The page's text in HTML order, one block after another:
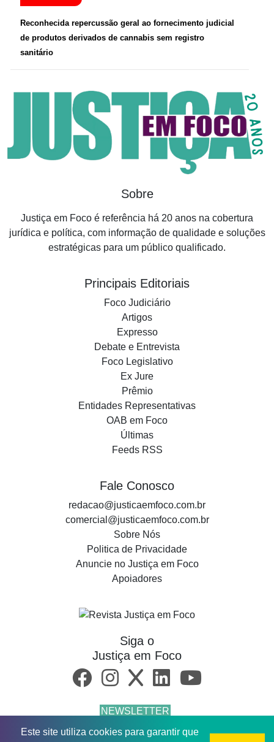
Reconhecida repercussão geral ao fornecimento judicial
de produtos derivados de cannabis sem registro
sanitário
Sobre
Justiça em Foco é referência há 20 anos na cobertura
jurídica e política, com informação de qualidade e soluções
estratégicas para um público qualificado.
Principais Editoriais
Foco Judiciário
Artigos
Expresso
Debate e Entrevista
Foco Legislativo
Ex Jure
Prêmio
Entidades Representativas
OAB em Foco
Últimas
Feeds RSS
Fale Conosco
redacao@justicaemfoco.com.br
comercial@justicaemfoco.com.br
Sobre Nós
Politica de Privacidade
Anuncie no Justiça em Foco
Apoiadores
Siga o
Justiça em Foco
NEWSLETTER
Este site utiliza cookies para garantir que